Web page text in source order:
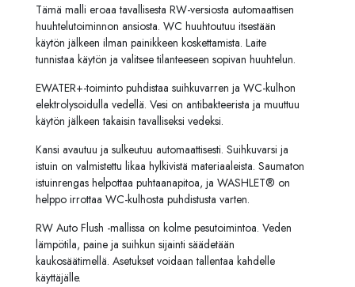
Tämä malli eroaa tavallisesta RW-versiosta automaattisen
huuhtelutoiminnon ansiosta. WC huuhtoutuu itsestään
käytön jälkeen ilman painikkeen koskettamista. Laite
tunnistaa käytön ja valitsee tilanteeseen sopivan huuhtelun.
EWATER+-toiminto puhdistaa suihkuvarren ja WC-kulhon
elektrolysoidulla vedellä. Vesi on antibakteerista ja muuttuu
käytön jälkeen takaisin tavalliseksi vedeksi.
Kansi avautuu ja sulkeutuu automaattisesti. Suihkuvarsi ja
istuin on valmistettu likaa hylkivistä materiaaleista. Saumaton
istuinrengas helpottaa puhtaanapitoa, ja WASHLET® on
helppo irrottaa WC-kulhosta puhdistusta varten.
RW Auto Flush -mallissa on kolme pesutoimintoa. Veden
lämpötila, paine ja suihkun sijainti säädetään
kaukosäätimellä. Asetukset voidaan tallentaa kahdelle
käyttäjälle.